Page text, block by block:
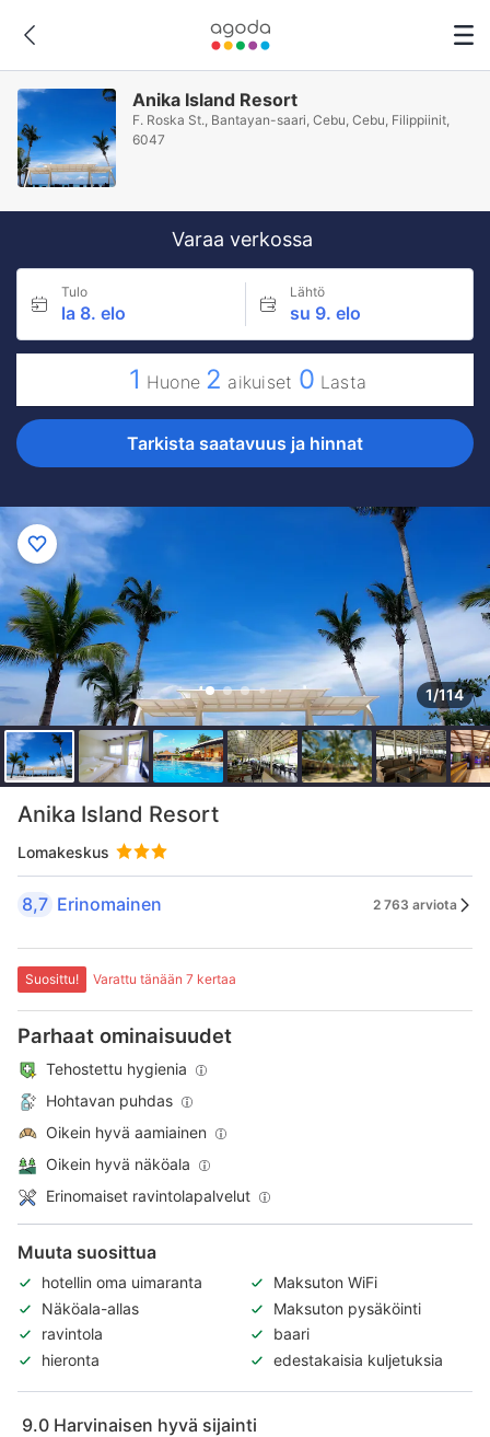
Anika Island Resort
F. Roska St., Bantayan-saari, Cebu, Cebu, Filippiinit,
6047
Varaa verkossa
Tulo
la 8. elo
Lähtö
su 9. elo
1 Huone 2 aikuiset 0 Lasta
Tarkista saatavuus ja hinnat
1/114
Anika Island Resort
Lomakeskus
8,7 Erinomainen 2 763 arviota
Suosittu! Varattu tänään 7 kertaa
Parhaat ominaisuudet
Tehostettu hygienia
Hohtavan puhdas
Oikein hyvä aamiainen
Oikein hyvä näköala
Erinomaiset ravintolapalvelut
Muuta suosittua
hotellin oma uimaranta
Maksuton WiFi
Näköala-allas
Maksuton pysäköinti
ravintola
baari
hieronta
edestakaisia kuljetuksia
9.0 Harvinaisen hyvä sijainti